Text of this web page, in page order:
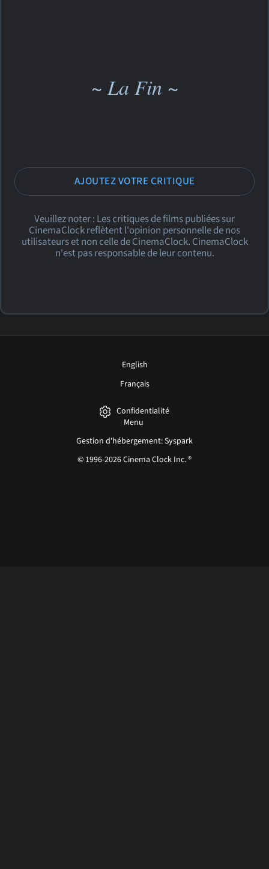
~ La Fin ~
AJOUTEZ VOTRE CRITIQUE
Veuillez noter : Les critiques de films publiées sur
CinemaClock reflètent l'opinion personnelle de nos
utilisateurs et non celle de CinemaClock. CinemaClock
n'est pas responsable de leur contenu.
English
Français
Confidentialité
Menu
Gestion d'hébergement: Syspark
© 1996-2026 Cinema Clock Inc. ®